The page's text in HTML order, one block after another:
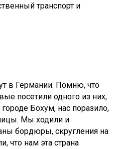
транспорт и
в Германии. Помню, что
посетили одного из них,
Бохум, нас поразило,
Мы ходили и
бордюры, скругления на
что нам эта страна